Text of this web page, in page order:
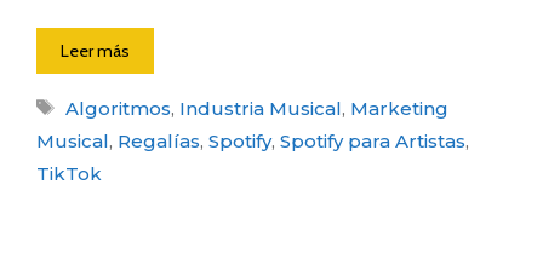
Leer más
Etiquetas
Algoritmos, Industria Musical, Marketing
Musical, Regalías, Spotify, Spotify para Artistas,
TikTok